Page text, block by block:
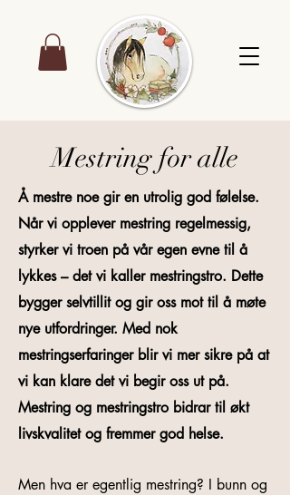
Mestring for alle
Å mestre noe gir en utrolig god følelse.
Når vi opplever mestring regelmessig,
styrker vi troen på vår egen evne til å
lykkes – det vi kaller mestringstro. Dette
bygger selvtillit og gir oss mot til å møte
nye utfordringer. Med nok
mestringserfaringer blir vi mer sikre på at
vi kan klare det vi begir oss ut på.
Mestring og mestringstro bidrar til økt
livskvalitet og fremmer god helse.
Men hva er egentlig mestring? I bunn og